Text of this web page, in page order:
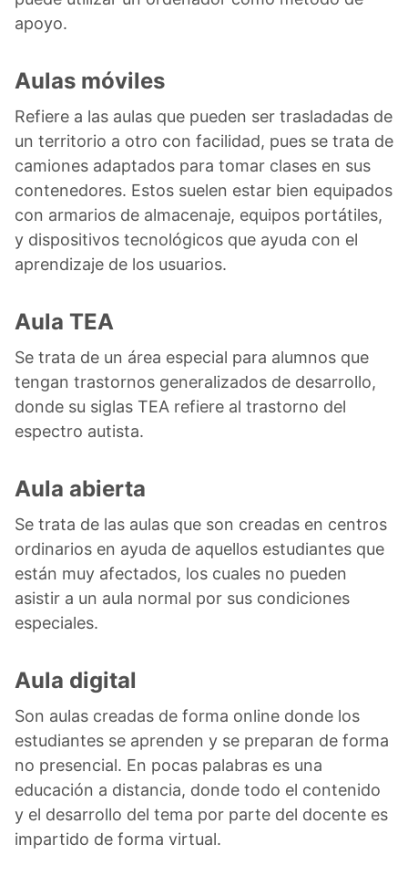
apoyo.
Aulas móviles
Refiere a las aulas que pueden ser trasladadas de
un territorio a otro con facilidad, pues se trata de
camiones adaptados para tomar clases en sus
contenedores. Estos suelen estar bien equipados
con armarios de almacenaje, equipos portátiles,
y dispositivos tecnológicos que ayuda con el
aprendizaje de los usuarios.
Aula TEA
Se trata de un área especial para alumnos que
tengan trastornos generalizados de desarrollo,
donde su siglas TEA refiere al trastorno del
espectro autista.
Aula abierta
Se trata de las aulas que son creadas en centros
ordinarios en ayuda de aquellos estudiantes que
están muy afectados, los cuales no pueden
asistir a un aula normal por sus condiciones
especiales.
Aula digital
Son aulas creadas de forma online donde los
estudiantes se aprenden y se preparan de forma
no presencial. En pocas palabras es una
educación a distancia, donde todo el contenido
y el desarrollo del tema por parte del docente es
impartido de forma virtual.